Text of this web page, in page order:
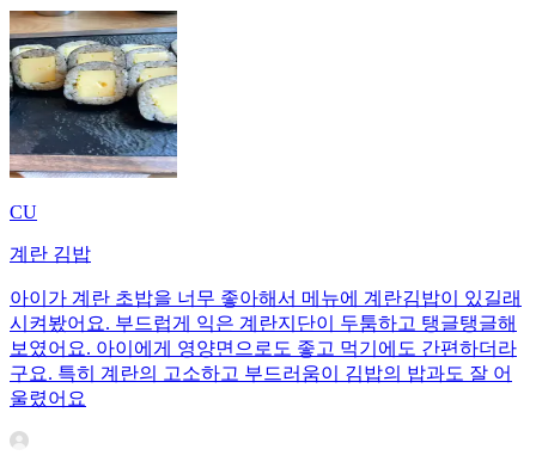
CU
계란 김밥
아이가 계란 초밥을 너무 좋아해서 메뉴에 계란김밥이 있길래
시켜봤어요. 부드럽게 익은 계란지단이 두툼하고 탱글탱글해
보였어요. 아이에게 영양면으로도 좋고 먹기에도 간편하더라
구요. 특히 계란의 고소하고 부드러움이 김밥의 밥과도 잘 어
울렸어요